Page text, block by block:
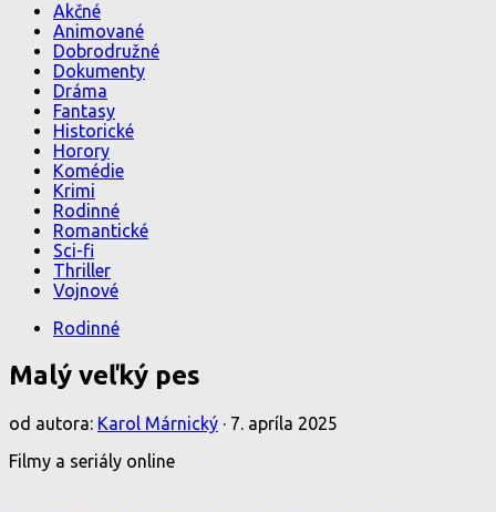
Akčné
Animované
Dobrodružné
Dokumenty
Dráma
Fantasy
Historické
Horory
Komédie
Krimi
Rodinné
Romantické
Sci-fi
Thriller
Vojnové
Rodinné
Malý veľký pes
od autora: Karol Márnický · 7. apríla 2025
Filmy a seriály online